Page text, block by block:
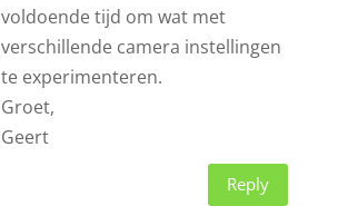
voldoende tijd om wat met
verschillende camera instellingen
te experimenteren.
Groet,
Geert
Reply